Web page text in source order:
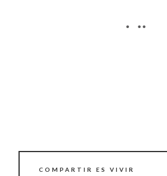
COMPARTIR ES VIVIR